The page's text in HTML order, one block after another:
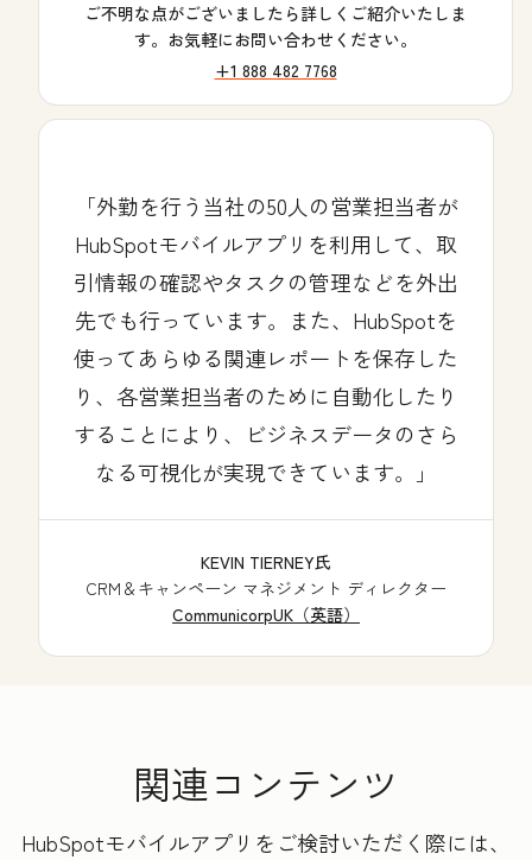
ご不明な点がございましたら詳しくご紹介いたしま
す。お気軽にお問い合わせください。
+1 888 482 7768
外勤を行う当社の50人の営業担当者が
HubSpotモバイルアプリを利用して、取
引情報の確認やタスクの管理などを外出
先でも行っています。また、HubSpotを
使ってあらゆる関連レポートを保存した
り、各営業担当者のために自動化したり
することにより、ビジネスデータのさら
なる可視化が実現できています。
KEVIN TIERNEY氏
CRM＆キャンペーン マネジメント ディレクター
CommunicorpUK（英語）
関連コンテンツ
HubSpotモバイルアプリをご検討いただく際には、